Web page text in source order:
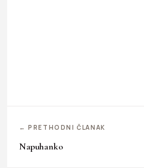
← PRETHODNI ČLANAK
Napuhanko